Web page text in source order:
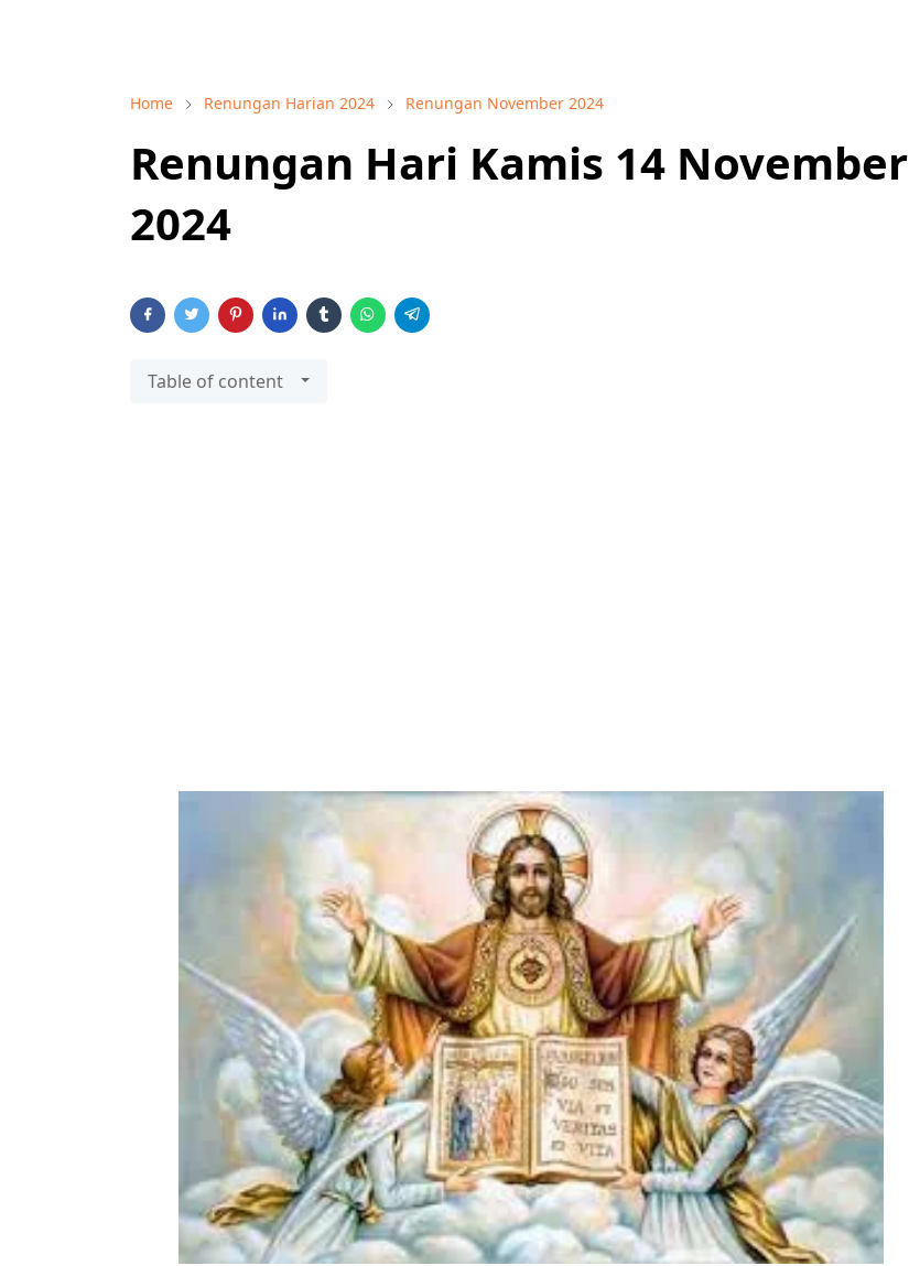
Home Renungan Harian 2024 Renungan November 2024
Renungan Hari Kamis 14 November
2024
Table of content